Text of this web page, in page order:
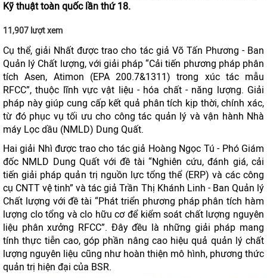
Kỹ thuật toàn quốc lần thứ 18.
11,907 lượt xem
Cụ thể, giải Nhất được trao cho tác giả Võ Tấn Phương - Ban
Quản lý Chất lượng, với giải pháp “Cải tiến phương pháp phân
tích Asen, Atimon (EPA 200.7&1311) trong xúc tác mẫu
RFCC”, thuộc lĩnh vực vật liệu - hóa chất - năng lượng. Giải
pháp này giúp cung cấp kết quả phân tích kịp thời, chính xác,
từ đó phục vụ tối ưu cho công tác quản lý và vận hành Nhà
máy Lọc dầu (NMLD) Dung Quất.
Hai giải Nhì được trao cho tác giả Hoàng Ngọc Tú - Phó Giám
đốc NMLD Dung Quất với đề tài “Nghiên cứu, đánh giá, cải
tiến giải pháp quản trị nguồn lực tổng thể (ERP) và các công
cụ CNTT vệ tinh” và tác giả Trần Thị Khánh Linh - Ban Quản lý
Chất lượng với đề tài “Phát triển phương pháp phân tích hàm
lượng clo tổng và clo hữu cơ để kiểm soát chất lượng nguyên
liệu phân xưởng RFCC”. Đây đều là những giải pháp mang
tính thực tiễn cao, góp phần nâng cao hiệu quả quản lý chất
lượng nguyên liệu cũng như hoàn thiện mô hình, phương thức
quản trị hiện đại của BSR.